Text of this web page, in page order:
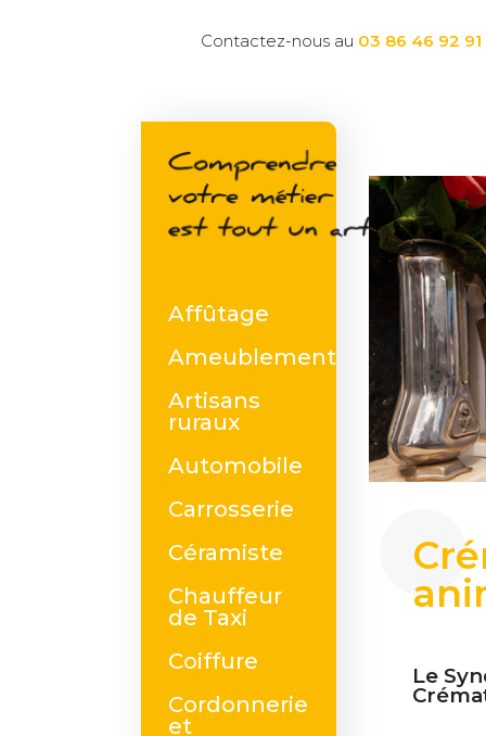
Contactez-nous au 03 86 46 92 91
Affûtage
Ameublement
Artisans
ruraux
Automobile
Carrosserie
Céramiste
Chauffeur
de Taxi
Coiffure
Cordonnerie
et
Le